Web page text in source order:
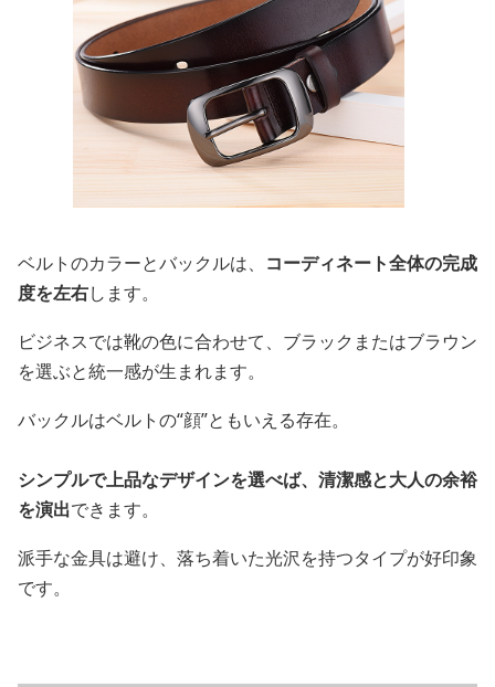
ベルトのカラーとバックルは、 コーディネート全体の完成
度を左右します。
ビジネスでは靴の色に合わせて、ブラックまたはブラウン
を選ぶと統一感が生まれます。
バックルはベルトの“顔”ともいえる存在。
シンプルで上品なデザインを選べば、清潔感と大人の余裕
を演出できます。
派手な金具は避け、落ち着いた光沢を持つタイプが好印象
です。